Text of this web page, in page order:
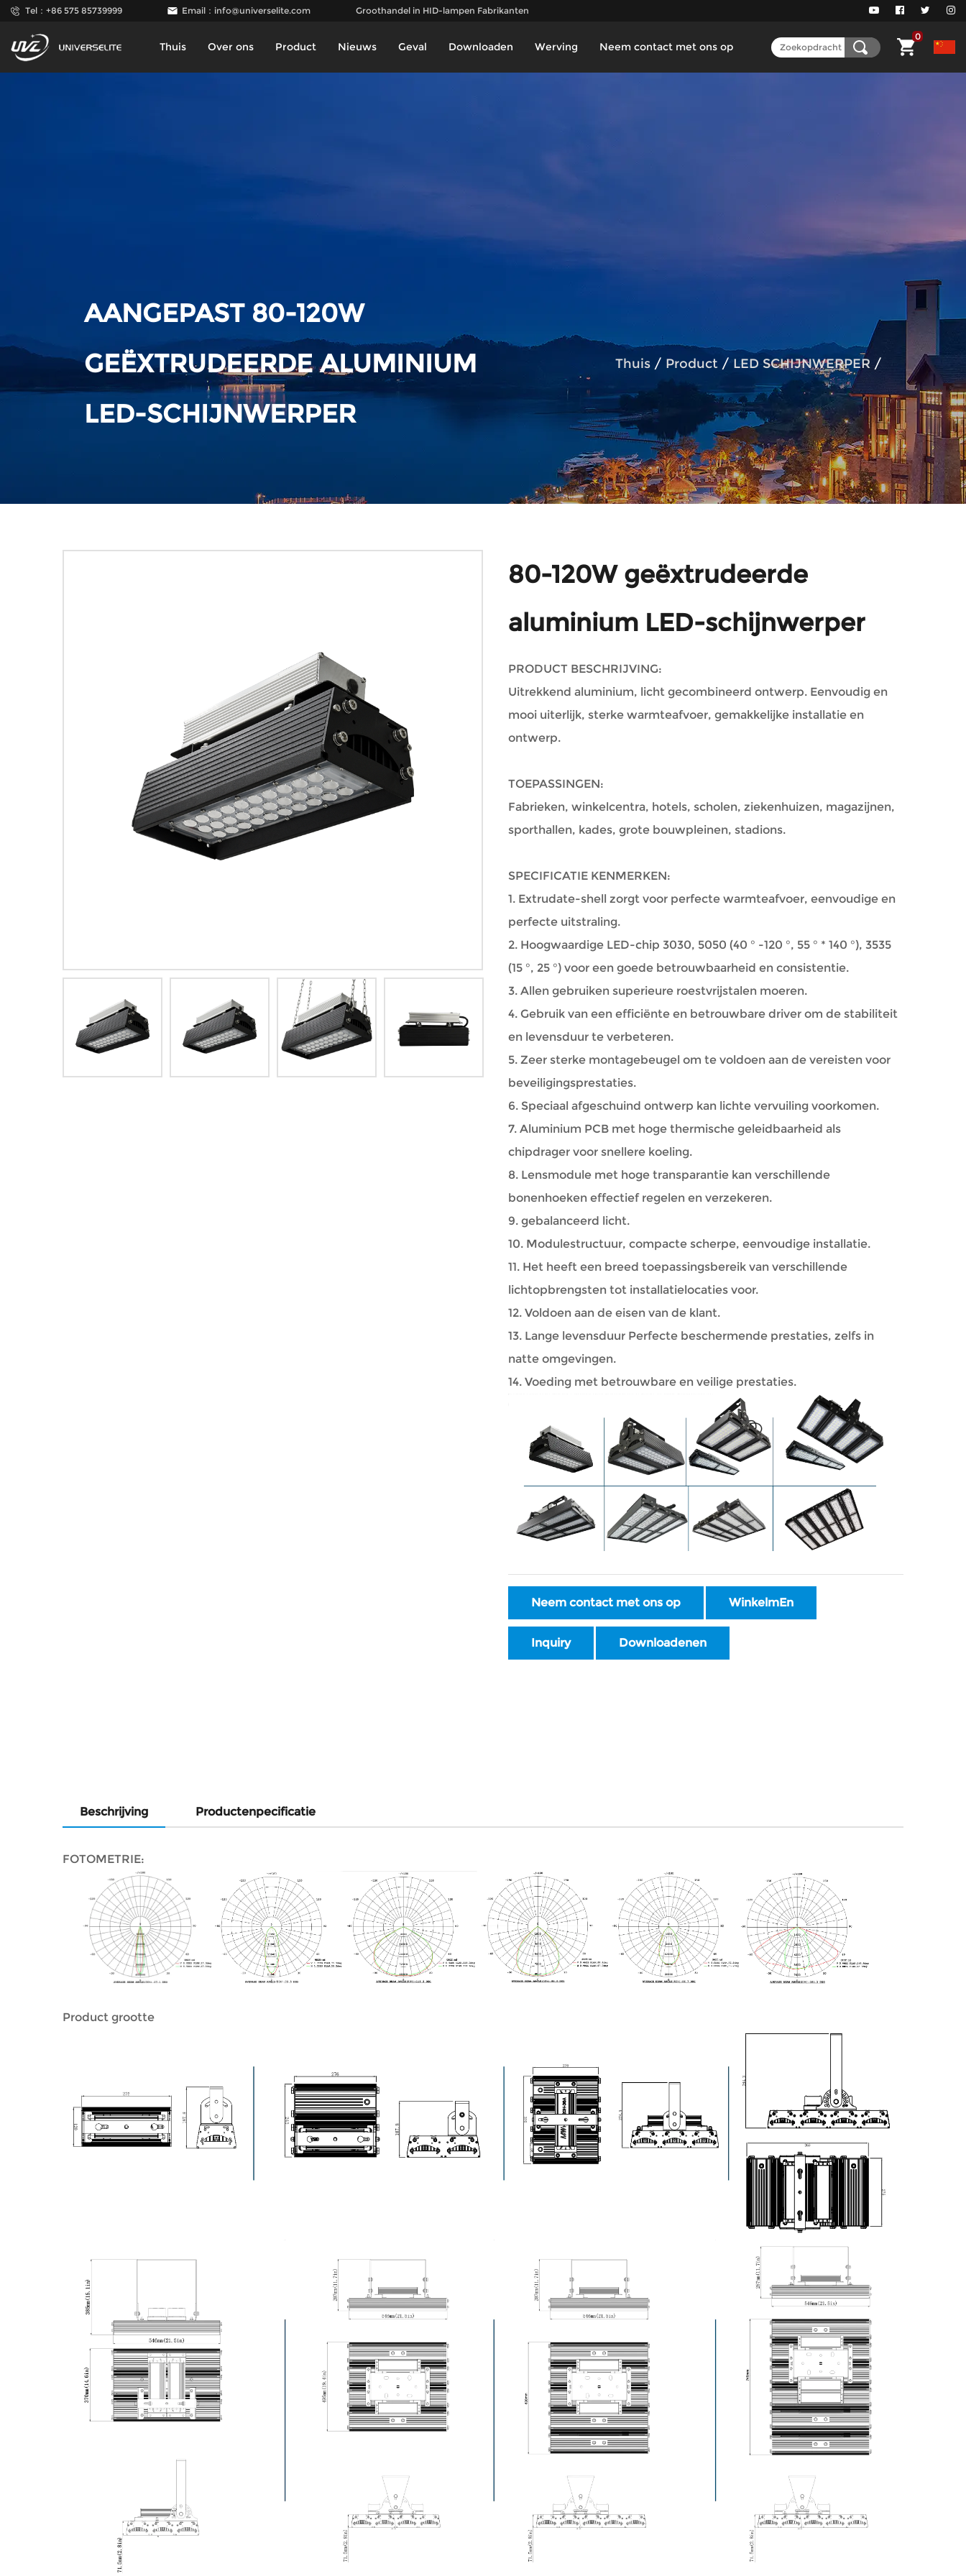
Tel：+86 575 85739999 Email： info@universelite.com Groothandel in HID-lampen Fabrikanten
Thuis Over ons Product Nieuws Geval Downloaden Werving Neem contact met ons op
0
AANGEPAST 80-120W
GEËXTRUDEERDE ALUMINIUM
LED-SCHIJNWERPER
Thuis / Product /LED SCHIJNWERPER /
80-120W geëxtrudeerde
aluminium LED-schijnwerper
PRODUCT BESCHRIJVING:
Uitrekkend aluminium, licht gecombineerd ontwerp. Eenvoudig en
mooi uiterlijk, sterke warmteafvoer, gemakkelijke installatie en
ontwerp.
TOEPASSINGEN:
Fabrieken, winkelcentra, hotels, scholen, ziekenhuizen, magazijnen,
sporthallen, kades, grote bouwpleinen, stadions.
SPECIFICATIE KENMERKEN:
1. Extrudate-shell zorgt voor perfecte warmteafvoer, eenvoudige en
perfecte uitstraling.
2. Hoogwaardige LED-chip 3030, 5050 (40 ° -120 °, 55 ° * 140 °), 3535
(15 °, 25 °) voor een goede betrouwbaarheid en consistentie.
3. Allen gebruiken superieure roestvrijstalen moeren.
4. Gebruik van een efficiënte en betrouwbare driver om de stabiliteit
en levensduur te verbeteren.
5. Zeer sterke montagebeugel om te voldoen aan de vereisten voor
beveiligingsprestaties.
6. Speciaal afgeschuind ontwerp kan lichte vervuiling voorkomen.
7. Aluminium PCB met hoge thermische geleidbaarheid als
chipdrager voor snellere koeling.
8. Lensmodule met hoge transparantie kan verschillende
bonenhoeken effectief regelen en verzekeren.
9. gebalanceerd licht.
10. Modulestructuur, compacte scherpe, eenvoudige installatie.
11. Het heeft een breed toepassingsbereik van verschillende
lichtopbrengsten tot installatielocaties voor.
12. Voldoen aan de eisen van de klant.
13. Lange levensduur Perfecte beschermende prestaties, zelfs in
natte omgevingen.
14. Voeding met betrouwbare en veilige prestaties.
Neem contact met ons op WinkelmEn
Inquiry Downloadenen
Beschrijving Productenpecificatie
FOTOMETRIE:
Product grootte